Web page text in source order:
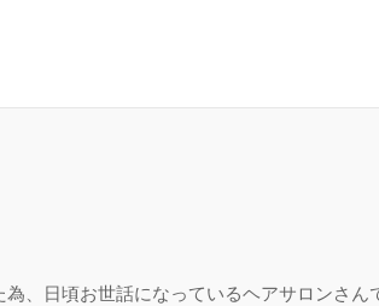
、日頃お世話になっているヘアサロンさん